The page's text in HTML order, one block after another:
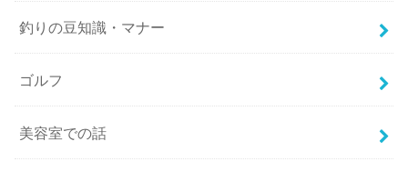
釣りの豆知識・マナー
ゴルフ
美容室での話